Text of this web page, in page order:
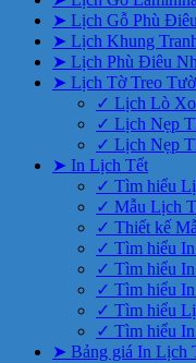
➤ Lịch Gỗ Phù
➤ Lịch Khung
➤ Lịch Phù Điêu
➤ Lịch Tờ Treo
✓ Lịch Lò
✓ Lịch Nẹp
✓ Lịch Nẹp
➤ In Lịch Tết
✓ Tìm hiểu
✓ Mẫu Lịch
✓ Thiết kế
✓ Tìm hiểu
✓ Tìm hiểu
✓ Tìm hiểu
✓ Tìm hiểu
✓ Tìm hiểu
➤ Bảng giá In Lịch